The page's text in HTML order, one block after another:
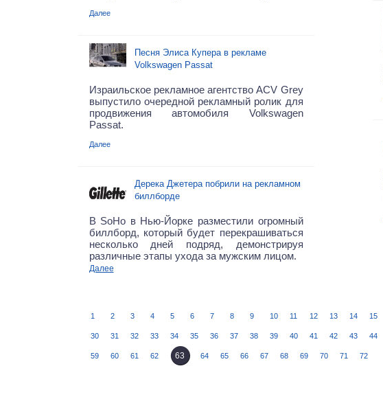
Далее
Песня Элиса Купера в рекламе
Volkswagen Passat
Израильское рекламное агентство ACV Grey
выпустило очередной рекламный ролик для
продвижения автомобиля Volkswagen
Passat.
Далее
Дерека Джетера побрили на рекламном
биллборде
В SoHo в Нью-Йорке разместили огромный
биллборд, который будет перекрашиваться
несколько дней подряд, демонстрируя
различные этапы ухода за мужским лицом.
Далее
1 2 3 4 5 6 7 8 9 10 11 12 13 14 15
30 31 32 33 34 35 36 37 38 39 40 41 42 43 44
59 60 61 62 63 64 65 66 67 68 69 70 71 72